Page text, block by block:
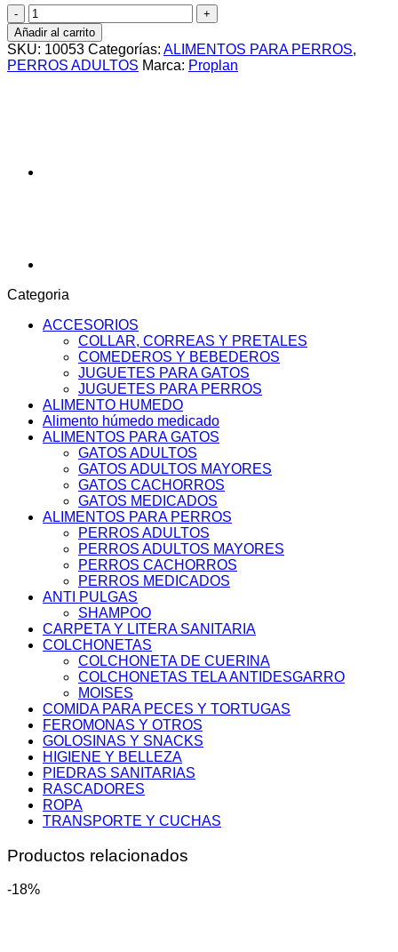
POUCH
PRO
PLAN
PERRO
ADULTO
Añadir al carrito
SKU: 10053 Categorías: ALIMENTOS PARA PERROS,
PERROS ADULTOS Marca: Proplan
Categoria
ACCESORIOS
COLLAR, CORREAS Y PRETALES
COMEDEROS Y BEBEDEROS
JUGUETES PARA GATOS
JUGUETES PARA PERROS
ALIMENTO HUMEDO
Alimento húmedo medicado
ALIMENTOS PARA GATOS
GATOS ADULTOS
GATOS ADULTOS MAYORES
GATOS CACHORROS
GATOS MEDICADOS
ALIMENTOS PARA PERROS
PERROS ADULTOS
PERROS ADULTOS MAYORES
PERROS CACHORROS
PERROS MEDICADOS
ANTI PULGAS
SHAMPOO
CARPETA Y LITERA SANITARIA
COLCHONETAS
COLCHONETA DE CUERINA
COLCHONETAS TELA ANTIDESGARRO
MOISES
COMIDA PARA PECES Y TORTUGAS
FEROMONAS Y OTROS
GOLOSINAS Y SNACKS
HIGIENE Y BELLEZA
PIEDRAS SANITARIAS
RASCADORES
ROPA
TRANSPORTE Y CUCHAS
Productos relacionados
-18%